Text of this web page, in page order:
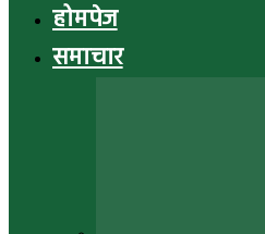
होमपेज
समाचार